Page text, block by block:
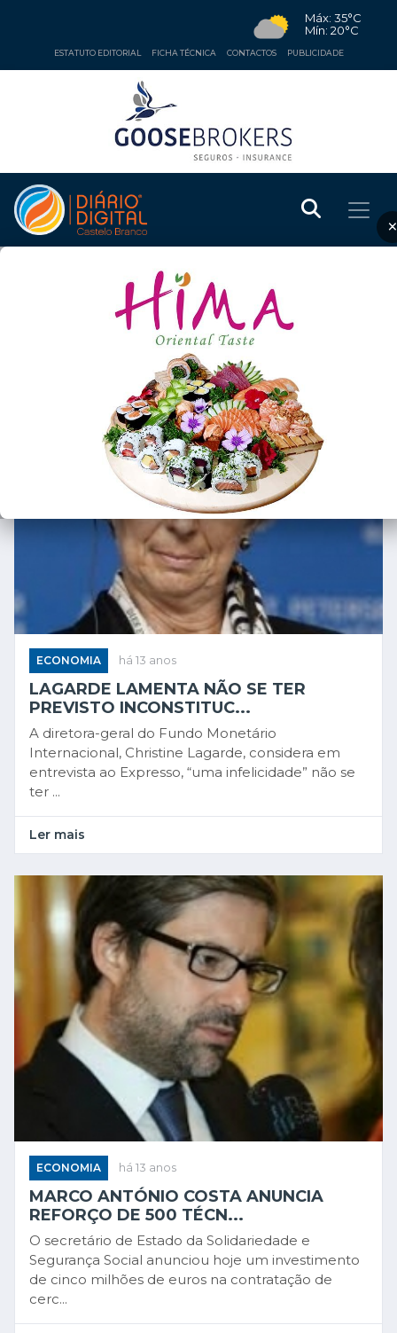
Máx: 35°C
Mín: 20°C
ESTATUTO EDITORIAL FICHA TÉCNICA CONTACTOS PUBLICIDADE
ECONOMIA
ECONOMIA há 13 anos
LAGARDE LAMENTA NÃO SE TER
PREVISTO INCONSTITUC...
A diretora-geral do Fundo Monetário
Internacional, Christine Lagarde, considera em
entrevista ao Expresso, “uma infelicidade” não se
ter ...
Ler mais
ECONOMIA há 13 anos
MARCO ANTÓNIO COSTA ANUNCIA
REFORÇO DE 500 TÉCN...
O secretário de Estado da Solidariedade e
Segurança Social anunciou hoje um investimento
de cinco milhões de euros na contratação de
cerc...